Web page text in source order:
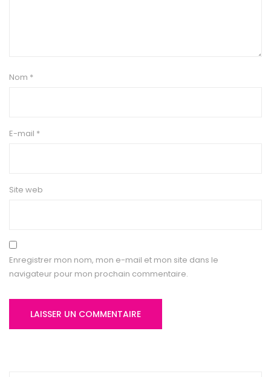
Nom *
E-mail *
Site web
Enregistrer mon nom, mon e-mail et mon site dans le
navigateur pour mon prochain commentaire.